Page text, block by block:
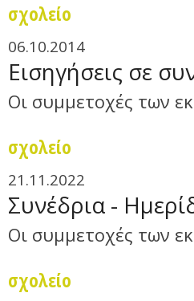
σχολείο
06.10.2014
Εισηγήσεις σε
Οι συμμετοχές των
σχολείο
21.11.2022
Συνέδρια -
Οι συμμετοχές των
σχολείο